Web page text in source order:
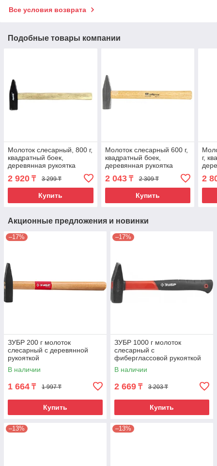
Все условия возврата
Подобные товары компании
Молоток слесарный, 800 г,
квадратный боек,
деревянная рукоятка
2 920 ₸ 3 299 ₸
Купить
Молоток слесарный 600 г,
квадратный боек,
деревянная рукоятка
Сибртех
2 043₸ 2 309 ₸
Купить
г,
2
Акционные предложения и новинки
–17%
ЗУБР 200 г молоток
слесарный с деревянной
рукояткой
В наличии
1 664 ₸ 1 997 ₸
Купить
–17%
ЗУБР 1000 г молоток
слесарный с
фиберглассовой рукояткой
В наличии
2 669 ₸ 3 203 ₸
Купить
–13% –13%